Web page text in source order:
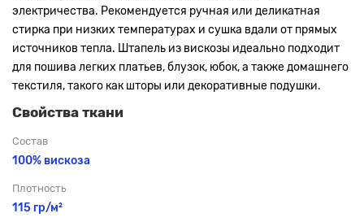
электричества. Рекомендуется ручная или деликатная
стирка при низких температурах и сушка вдали от прямых
источников тепла. Штапель из вискозы идеально подходит
для пошива легких платьев, блузок, юбок, а также домашнего
текстиля, такого как шторы или декоративные подушки.
Свойства ткани
Состав
100% вискоза
Плотность
115 гр/м²